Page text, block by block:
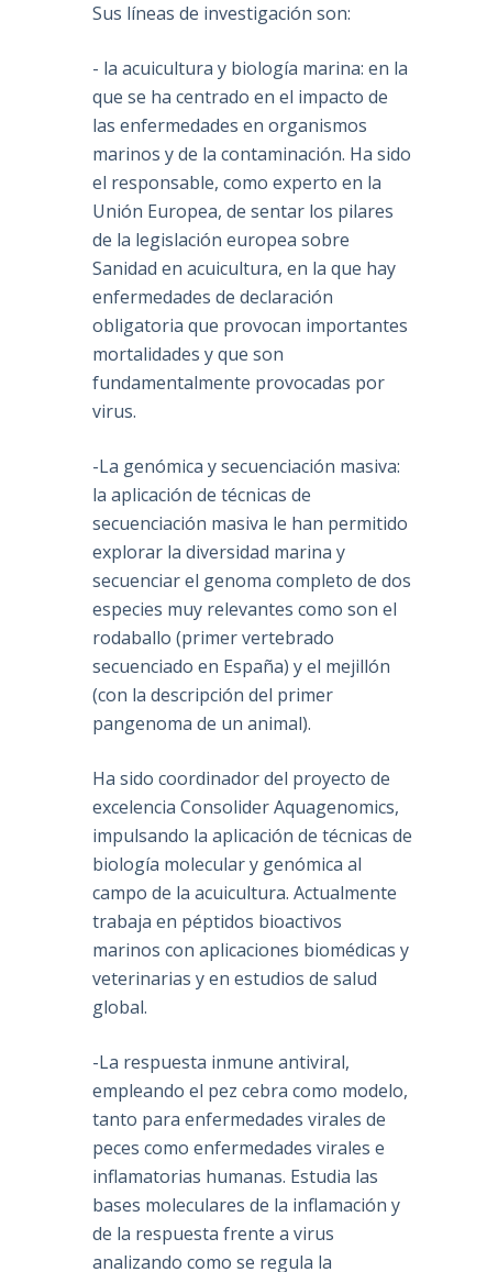
Sus líneas de investigación son:
- la acuicultura y biología marina: en la
que se ha centrado en el impacto de
las enfermedades en organismos
marinos y de la contaminación. Ha sido
el responsable, como experto en la
Unión Europea, de sentar los pilares
de la legislación europea sobre
Sanidad en acuicultura, en la que hay
enfermedades de declaración
obligatoria que provocan importantes
mortalidades y que son
fundamentalmente provocadas por
virus.
-La genómica y secuenciación masiva:
la aplicación de técnicas de
secuenciación masiva le han permitido
explorar la diversidad marina y
secuenciar el genoma completo de dos
especies muy relevantes como son el
rodaballo (primer vertebrado
secuenciado en España) y el mejillón
(con la descripción del primer
pangenoma de un animal).
Ha sido coordinador del proyecto de
excelencia Consolider Aquagenomics,
impulsando la aplicación de técnicas de
biología molecular y genómica al
campo de la acuicultura. Actualmente
trabaja en péptidos bioactivos
marinos con aplicaciones biomédicas y
veterinarias y en estudios de salud
global.
-La respuesta inmune antiviral,
empleando el pez cebra como modelo,
tanto para enfermedades virales de
peces como enfermedades virales e
inflamatorias humanas. Estudia las
bases moleculares de la inflamación y
de la respuesta frente a virus
analizando como se regula la